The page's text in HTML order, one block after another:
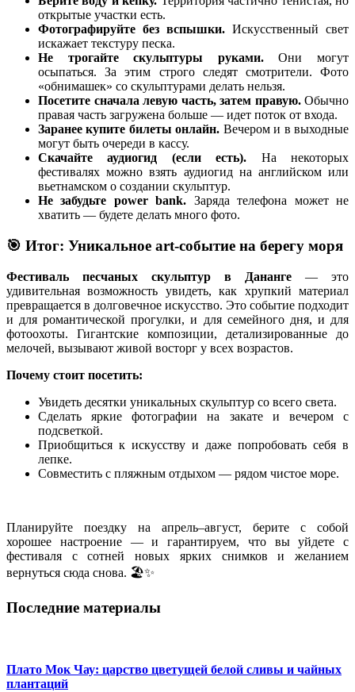
открытые участки есть.
Фотографируйте без вспышки. Искусственный свет
искажает текстуру песка.
Не трогайте скульптуры руками.Они могут
осыпаться. За этим строго следят смотрители. Фото
«обнимашек» со скульптурами делать нельзя.
Посетите сначала левую часть, затем правую.Обычно
правая часть загружена больше — идет поток от входа.
Заранее купите билеты онлайн. Вечером и в выходные
могут быть очереди в кассу.
Скачайте аудиогид (если есть). На некоторых
фестивалях можно взять аудиогид на английском или
вьетнамском о создании скульптур.
Не забудьте power bank. Заряда телефона может не
хватить — будете делать много фото.
🎯 Итог: Уникальное art-событие на берегу моря
Фестиваль песчаных скульптур в Дананге — это
удивительная возможность увидеть, как хрупкий материал
превращается в долговечное искусство. Это событие подходит
и для романтической прогулки, и для семейного дня, и для
фотоохоты. Гигантские композиции, детализированные до
мелочей, вызывают живой восторг у всех возрастов.
Почему стоит посетить:
Увидеть десятки уникальных скульптур со всего света.
Сделать яркие фотографии на закате и вечером с
подсветкой.
Приобщиться к искусству и даже попробовать себя в
лепке.
Совместить с пляжным отдыхом — рядом чистое море.
Планируйте поездку на апрель–август, берите с собой
хорошее настроение — и гарантируем, что вы уйдете с
фестиваля с сотней новых ярких снимков и желанием
вернуться сюда снова. 🏖️✨
Последние материалы
Плато Мок Чау: царство цветущей белой сливы и чайных
плантаций